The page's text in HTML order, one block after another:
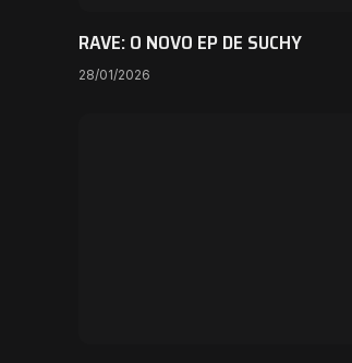
RAVE: O NOVO EP DE SUCHY
28/01/2026